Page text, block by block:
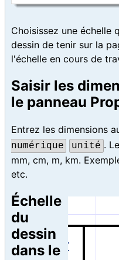
Choisissez une échelle
dessin de tenir sur la
l'échelle en cours de
Saisir les
le panneau
Entrez les dimensions
numérique
unité .
mm, cm, m, km.
etc.
Échelle
du
dessin
dans le